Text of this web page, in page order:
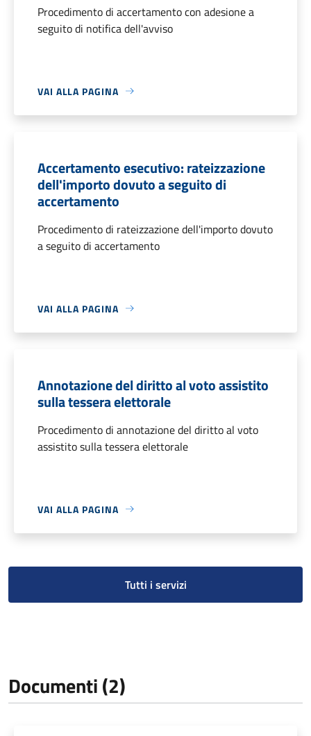
Procedimento di accertamento con adesione a
seguito di notifica dell'avviso
VAI ALLA PAGINA
Accertamento esecutivo: rateizzazione
dell'importo dovuto a seguito di
accertamento
Procedimento di rateizzazione dell'importo dovuto
a seguito di accertamento
VAI ALLA PAGINA
Annotazione del diritto al voto assistito
sulla tessera elettorale
Procedimento di annotazione del diritto al voto
assistito sulla tessera elettorale
VAI ALLA PAGINA
Tutti i servizi
Documenti (2)